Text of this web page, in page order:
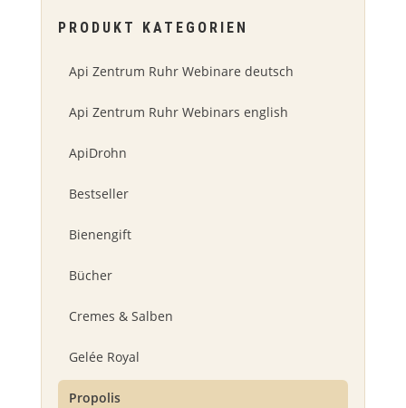
PRODUKT KATEGORIEN
Api Zentrum Ruhr Webinare deutsch
Api Zentrum Ruhr Webinars english
ApiDrohn
Bestseller
Bienengift
Bücher
Cremes & Salben
Gelée Royal
Propolis